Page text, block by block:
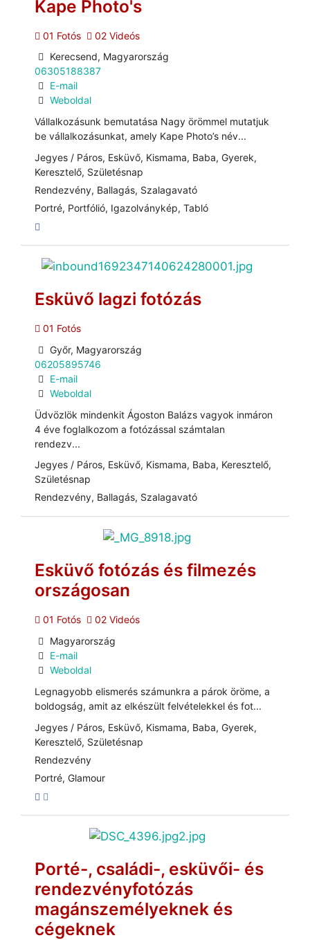
Kape Photo's
01 Fotós
02 Videós
Kerecsend, Magyarország
06305188387
E-mail
Weboldal
Vállalkozásunk bemutatása Nagy örömmel mutatjuk
be vállalkozásunkat, amely Kape Photo’s név...
Jegyes / Páros, Esküvő, Kismama, Baba, Gyerek,
Keresztelő, Születésnap
Rendezvény, Ballagás, Szalagavató
Portré, Portfólió, Igazolványkép, Tabló
Esküvő lagzi fotózás
01 Fotós
Győr, Magyarország
06205895746
E-mail
Weboldal
Üdvözlök mindenkit Ágoston Balázs vagyok inmáron
4 éve foglalkozom a fotózással számtalan
rendezv...
Jegyes / Páros, Esküvő, Kismama, Baba, Keresztelő,
Születésnap
Rendezvény, Ballagás, Szalagavató
Esküvő fotózás és filmezés
országosan
01 Fotós
02 Videós
Magyarország
E-mail
Weboldal
Legnagyobb elismerés számunkra a párok öröme, a
boldogság, amit az elkészült felvételekkel és fot...
Jegyes / Páros, Esküvő, Kismama, Baba, Gyerek,
Keresztelő, Születésnap
Rendezvény
Portré, Glamour
Porté-, családi-, esküvői- és
rendezvényfotózás
magánszemélyeknek és
cégeknek